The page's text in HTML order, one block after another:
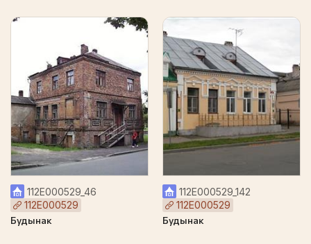
112Е000529_46
112Е000529
Будынак
112Е000529_142
112Е000529
Будынак